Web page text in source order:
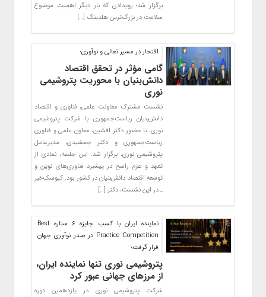
برگزار شد؛ رویدادی که بار دیگر اهمیت موضوع
سلامت در بزرگ‌ترین هلدینگ […]
افتخار در مسیر تعالی و نوآوری؛
گامی مؤثر در تحقق اقتصاد
دانش‌بنیان با محوریت پتروشیمی
نوری
نشست مشترک معاونت علمی، فناوری و اقتصاد
دانش‌بنیان ریاست‌جمهوری با شرکت پتروشیمی
نوری، با حضور دکتر افشین، معاون علمی و فناوری
ریاست‌جمهوری و دکتر جمشیدی، مدیرعامل
پتروشیمی نوری، برگزار شد. این جلسه، نمادی از
تعهد و عزم راسخ در پیشبرد فناوری‌های نوین و
توسعه اقتصاد دانش‌بنیان در کشور بود. کیوسک‌خبر
ـ در این نشست، دکتر […]
نماینده ایران با کسب جایزه ۶ ستاره Best
Practice Competition در صدر نوآوری جهان
قرار گرفت؛
پتروشیمی نوری تنها نماینده ایران،
از مرزهای جهانی‌ عبور کرد
شرکت پتروشیمی نوری در یازدهمین دوره